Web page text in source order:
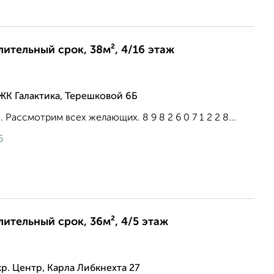
срок, 38м², 4/16 этаж
Галактика, Терешковой 6Б
Рассмотрим всех желающих. 8 9 8 2 6 0 7 1 2 2 8...
срок, 36м², 4/5 этаж
Центр, Карла Либкнехта 27